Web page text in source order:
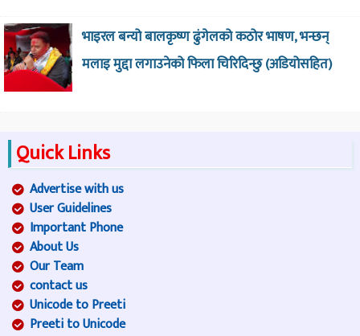
भाइरल बन्यो बालकृष्ण ढुंगेलको कठोर भाषण, भन्छन्
मलाइ मुद्दा लगाउनेको फिला चिरिदिन्छु (अडियोसहित)
Quick Links
Advertise with us
User Guidelines
Important Phone
About Us
Our Team
contact us
Unicode to Preeti
Preeti to Unicode